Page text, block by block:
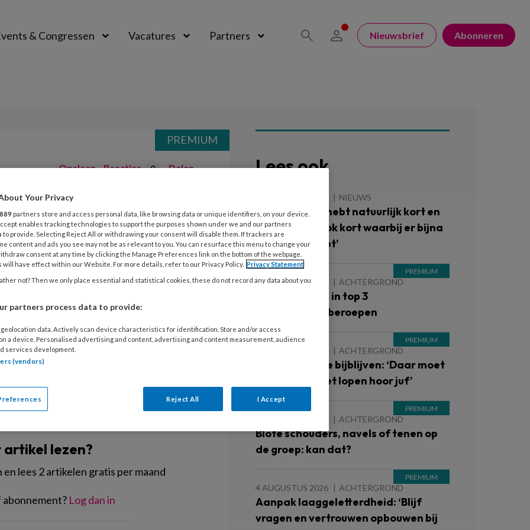
& Congressen Vacatures Partners Nieuwsbrief Abonneren
Opslaan Reacties 0 Delen
(52) heeft een bijzondere
het onderwijs en bij een
telt 90 locaties in Alphen aan den
telt de dorpen Koudekerk,
Ze is trots op haar locaties en
onze pedagogisch medewerkers.’
lezen?
lees 2 artikelen gratis per maand
Log dan in
PREMIUM
Lees ook
NIEUWS
KOTcast – ‘Je hebt natuurlijk kort en
kort, je hebt ook kort waarbij er bijna
een bil uitfloept’
7 AUGUSTUS 2026 ACHTERGROND
Kinderopvang in top 3
ziekteverzuimberoepen
ACHTERGROND
Kinderen die je bijblijven: ‘Daar moet
je ’s avonds niet lopen hoor juf’
ACHTERGROND
Blote schouders, navels of tenen op
de groep: kan dat?
4 AUGUSTUS 2026 ACHTERGROND
Aanpak laaggeletterdheid: ‘Blijf
vragen en vertrouwen opbouwen bij
Your Privacy
889 partners store and access personal data, like browsing data or unique identifiers, on your device.
enables tracking technologies to support the purposes shown under we and our partners
to provide. Selecting Reject All or withdrawing your consent will disable them. If trackers are
content and ads you see may not be as relevant to you. You can resurface this menu to change your
consent at any time by clicking the Manage Preferences link on the bottom of the webpage.
will have effect within our Website. For more details, refer to our Privacy Policy. Privacy Statement
not? Then we only place essential and statistical cookies, these do not record any data about you
partners process data to provide:
data. Actively scan device characteristics for identification. Store and/or access
a device. Personalised advertising and content, advertising and content measurement, audience
services development.
(vendors)
Reject All I Accept